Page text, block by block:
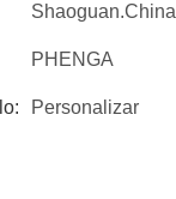
Shaoguan.china
PHENGA
Personalizar